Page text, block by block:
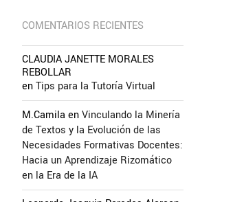
COMENTARIOS RECIENTES
CLAUDIA JANETTE MORALES
REBOLLAR
enTips para la Tutoría Virtual
M.Camila enVinculando la Minería
de Textos y la Evolución de las
Necesidades Formativas Docentes:
Hacia un Aprendizaje Rizomático
en la Era de la IA